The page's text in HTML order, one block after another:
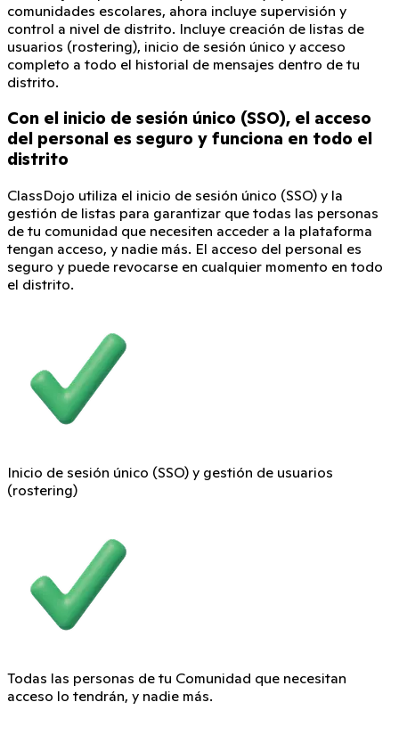
comunidades escolares, ahora incluye supervisión y
control a nivel de distrito. Incluye creación de listas de
usuarios (rostering), inicio de sesión único y acceso
completo a todo el historial de mensajes dentro de tu
distrito.
Con el inicio de sesión único (SSO), el acceso
del personal es seguro y funciona en todo el
distrito
ClassDojo utiliza el inicio de sesión único (SSO) y la
gestión de listas para garantizar que todas las personas
de tu comunidad que necesiten acceder a la plataforma
tengan acceso, y nadie más. El acceso del personal es
seguro y puede revocarse en cualquier momento en todo
el distrito.
Inicio de sesión único (SSO) y gestión de usuarios
(rostering)
Todas las personas de tu Comunidad que necesitan
acceso lo tendrán, y nadie más.